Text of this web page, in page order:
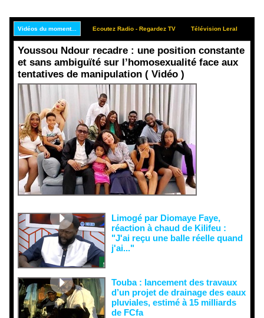
Vidéos du moment... Ecoutez Radio - Regardez TV Télévision Leral
Youssou Ndour recadre : une position constante
et sans ambiguïté sur l’homosexualité face aux
tentatives de manipulation ( Vidéo )
Limogé par Diomaye Faye,
réaction à chaud de Kilifeu :
"J'ai reçu une balle réelle quand
j'ai..."
Touba : lancement des travaux
d’un projet de drainage des eaux
pluviales, estimé à 15 milliards
de FCfa ‎